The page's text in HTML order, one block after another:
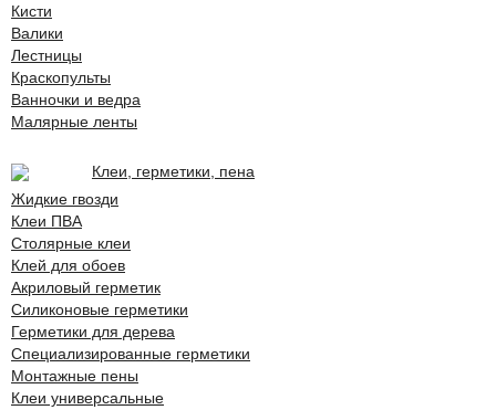
Кисти
Валики
Лестницы
Краскопульты
Ванночки и ведра
Малярные ленты
Клеи, герметики, пена
Жидкие гвозди
Клеи ПВА
Столярные клеи
Клей для обоев
Акриловый герметик
Силиконовые герметики
Герметики для дерева
Специализированные герметики
Монтажные пены
Клеи универсальные